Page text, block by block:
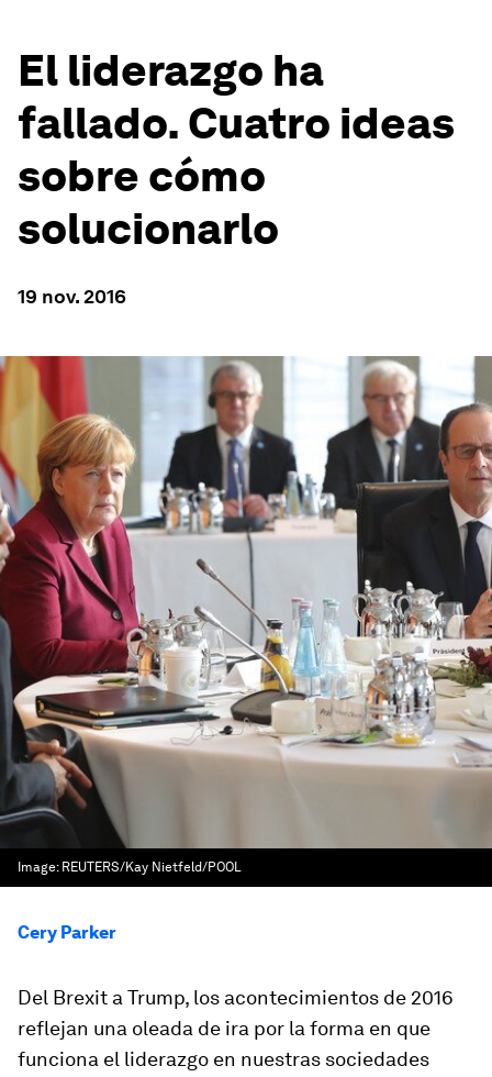
El liderazgo ha
fallado. Cuatro ideas
sobre cómo
solucionarlo
19 nov. 2016
Image: REUTERS/Kay Nietfeld/POOL
Cery Parker
Del Brexit a Trump, los acontecimientos de 2016
reflejan una oleada de ira por la forma en que
funciona el liderazgo en nuestras sociedades